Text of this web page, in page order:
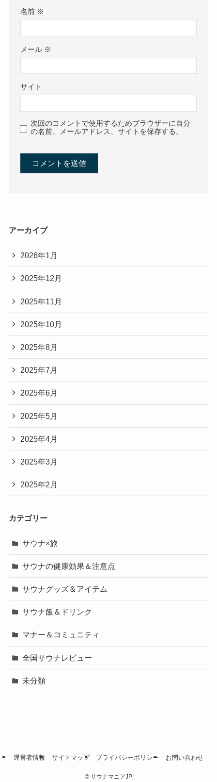
名前 ※
メール ※
サイト
次回のコメントで使用するためブラウザーに自分
の名前、メールアドレス、サイトを保存する。
アーカイブ
2026年1月
2025年12月
2025年11月
2025年10月
2025年8月
2025年7月
2025年6月
2025年5月
2025年4月
2025年3月
2025年2月
カテゴリー
サウナ×旅
サウナの健康効果＆注意点
サウナグッズ＆アイテム
サウナ飯＆ドリンク
マナー＆コミュニティ
全国サウナレビュー
未分類
運営者情報 サイトマップ プライバシーポリシー お問い合わせ
©サウナマニアJP.